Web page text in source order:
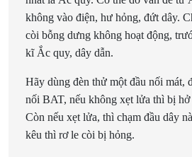
không vào điện, hư hỏng, đứt dây.
còi bỗng dưng không hoạt động,
kĩ Ắc quy, dây dẫn.
Hãy dùng đèn thử một đầu nối mát,
nối BAT, nếu không xẹt lửa thì bị hở
Còn nếu xẹt lửa, thì chạm đầu dây
kêu thì rơ le còi bị hỏng.